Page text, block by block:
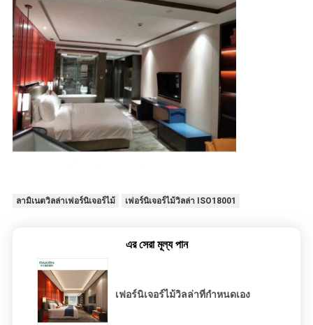
ลามิเนตวิลล่าเฟอร์นิเจอร์ไม้ เฟอร์นิเจอร์ไม้วิลล่า ISO18001
এর সেরা মূল্য পান
เฟอร์นิเจอร์ไม้วิลล่าที่กำหนดเอง